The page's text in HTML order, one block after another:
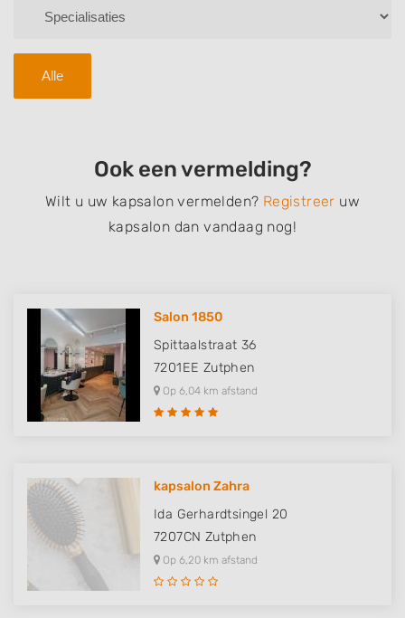
Alle
Ook een vermelding?
Wilt u uw kapsalon vermelden? Registreer uw
kapsalon dan vandaag nog!
Salon 1850
Spittaalstraat 36
7201EE Zutphen
Op 6,04 km afstand
kapsalon Zahra
Ida Gerhardtsingel 20
7207CN Zutphen
Op 6,20 km afstand